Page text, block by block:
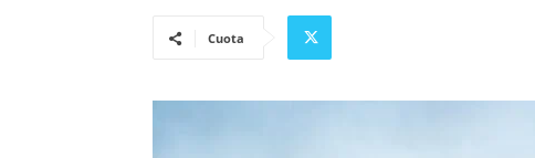
Cuota